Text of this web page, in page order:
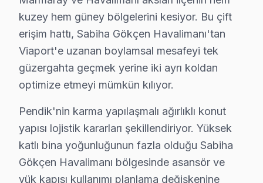
Orhangazi'de Hisense TV Servisi
Orhangazi Mahallesi, genellikle genç nüfusun yoğun
Orta'da Hisense TV Servisi
Orta Mahallesi, çok katlı apartmanlardan oluşan bir
Ramazanoğlu'nda Hisense TV Servisi
Ramazanoğlu Mahallesi, genelde ailelerin tercih ettiği
Sanayi'de Hisense TV Servisi
Sanayi Mahallesi, iş yerleri ve ticari alanlarla çevrili bir
kuzey hem güney bölgelerini kesiyor. Bu çift
erişim hattı, Sabiha Gökçen Havalimanı'tan
Viaport'e uzanan boylamsal mesafeyi tek
güzergahta geçmek yerine iki ayrı koldan
optimize etmeyi mümkün kılıyor.
Pendik'nin karma yapılaşmalı ağırlıklı konut
yapısı lojistik kararları şekillendiriyor. Yüksek
katlı bina yoğunluğunun fazla olduğu Sabiha
Gökçen Havalimanı bölgesinde asansör ve
yük kapısı kullanımı planlama değişkenine